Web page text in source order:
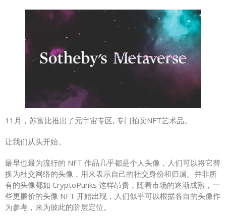
11月，苏富比推出了元宇宙专区, 专门拍卖NFT艺术品。
让我们从头开始。
最早也最为流行的 NFT 作品几乎都是个人头像，人们可以将它替
换为社交网络的头像，用来表示自己的社交身份和归属。并非所
有的头像都如 CryptoPunks 这样昂贵，随着市场的逐渐成熟，一
些更廉价的头像 NFT 开始出现，人们似乎可以根据各自的头像作
为参考，来为彼此的阶层定位。